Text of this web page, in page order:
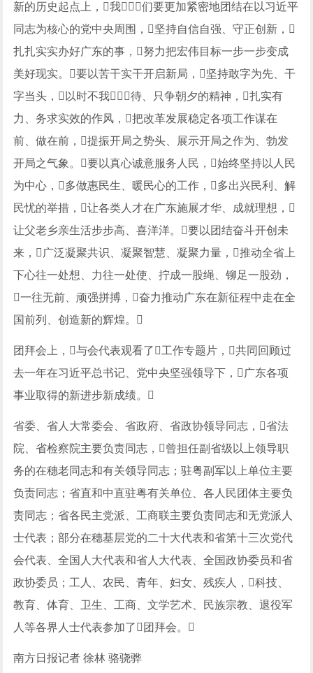
新的历史起点上，我们要更加紧密地团结在以习近平
同志为核心的党中央周围，坚持自信自强、守正创新，
扎扎实实办好广东的事，努力把宏伟目标一步一步变成
美好现实。要以苦干实干开启新局，坚持敢字为先、干
字当头，以时不我待、只争朝夕的精神，扎实有
力、务求实效的作风，把改革发展稳定各项工作谋在
前、做在前，提振开局之势头、展示开局之作为、勃发
开局之气象。要以真心诚意服务人民，始终坚持以人民
为中心，多做惠民生、暖民心的工作，多出兴民利、解
民忧的举措，让各类人才在广东施展才华、成就理想，
让父老乡亲生活步步高、喜洋洋。要以团结奋斗开创未
来，广泛凝聚共识、凝聚智慧、凝聚力量，推动全省上
下心往一处想、力往一处使、拧成一股绳、铆足一股劲，
一往无前、顽强拼搏，奋力推动广东在新征程中走在全
国前列、创造新的辉煌。
团拜会上，与会代表观看了工作专题片，共同回顾过
去一年在习近平总书记、党中央坚强领导下，广东各项
事业取得的新进步新成绩。
省委、省人大常委会、省政府、省政协领导同志，省法
院、省检察院主要负责同志，曾担任副省级以上领导职
务的在穗老同志和有关领导同志；驻粤副军以上单位主要
负责同志；省直和中直驻粤有关单位、各人民团体主要负
责同志；省各民主党派、工商联主要负责同志和无党派人
士代表；部分在穗基层党的二十大代表和省第十三次党代
会代表、全国人大代表和省人大代表、全国政协委员和省
政协委员；工人、农民、青年、妇女、残疾人，科技、
教育、体育、卫生、工商、文学艺术、民族宗教、退役军
人等各界人士代表参加了团拜会。
南方日报记者 徐林 骆骁骅